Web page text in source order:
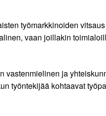
työmarkkinoiden
vaan joillakin
vastenmielinen ja
työntekijää kohtaavat